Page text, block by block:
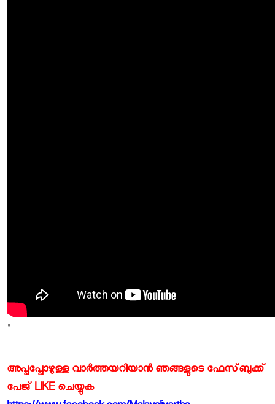
"
അപ്പപ്പോഴുള്ള വാര്‍ത്തയറിയാന്‍ ഞങ്ങളുടെ ഫേസ്‌ബുക്ക്‌
പേജ് LIKE ചെയ്യുക